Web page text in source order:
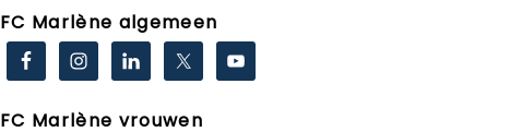
FC Marlène algemeen
FC Marlène vrouwen